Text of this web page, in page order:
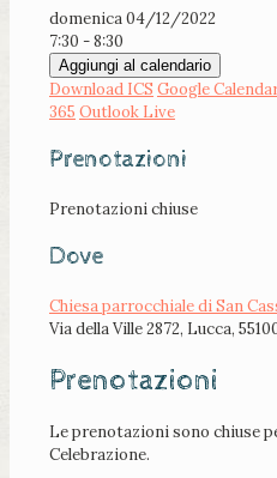
domenica 04/12/2022
7:30 - 8:30
Aggiungi al calendario
Download ICS Google
365 Outlook Live
Prenotazioni
Prenotazioni chiuse
Dove
Chiesa parrocchiale di San
Via della Ville 2872, Lucca,
Prenotazioni
Le prenotazioni sono chiuse
Celebrazione.